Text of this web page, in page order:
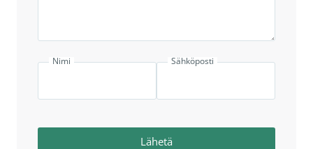
Nimi Sähköposti
Lähetä